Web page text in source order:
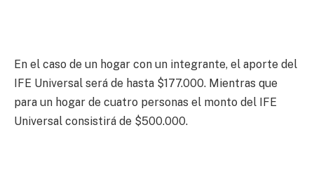
En el caso de un hogar con un integrante, el aporte del
IFE Universal será de hasta $177.000. Mientras que
para un hogar de cuatro personas el monto del IFE
Universal consistirá de $500.000.